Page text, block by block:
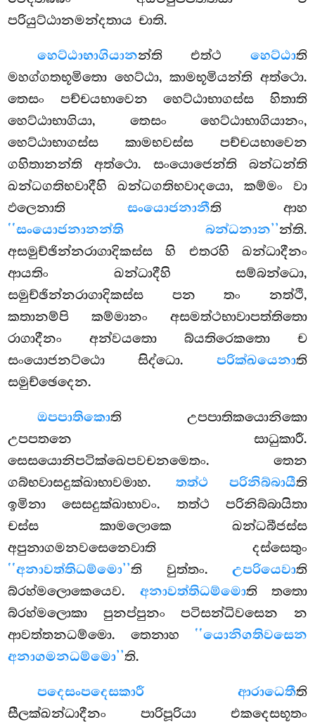
පරියුට්ඨානමන්දතාය චාති.
හෙට්ඨාභාගියානන්ති එත්ථ හෙට්ඨාති
මහග්ගතභූමිතො හෙට්ඨා, කාමභූමියන්ති අත්ථො.
තෙසං පච්චයභාවෙන හෙට්ඨාභාගස්ස හිතාති
හෙට්ඨාභාගියා, තෙසං හෙට්ඨාභාගියානං,
හෙට්ඨාභාගස්ස කාමභවස්ස පච්චයභාවෙන
ගහිතානන්ති අත්ථො. සංයොජෙන්ති බන්ධන්ති
ඛන්ධගතිභවාදීහිඛන්ධගතිභවාදයො, කම්මං වා
ඵලෙනාති සංයොජනානීති ආහ
‘‘සංයොජනානන්ති බන්ධනාන’’න්ති.
අසමුච්ඡින්නරාගාදිකස්ස හි එතරහි ඛන්ධාදීනං
ආයතිං ඛන්ධාදීහි සම්බන්ධො,
සමුච්ඡින්නරාගාදිකස්ස පන තං නත්ථි,
කතානම්පි කම්මානං අසමත්ථභාවාපත්තිතො
රාගාදීනං අන්වයතො බ්යතිරෙකතො ච
සංයොජනට්ඨො සිද්ධො. පරික්ඛයෙනාති
සමුච්ඡෙදෙන.
ඔපපාතිකොති උපපාතිකයොනිකො
උපපතනෙ සාධුකාරී.
සෙසයොනිපටික්ඛෙපවචනමෙතං. තෙන
ගබ්භවාසදුක්ඛාභාවමාහ. තත්ථ පරිනිබ්බායීති
ඉමිනා සෙසදුක්ඛාභාවං. තත්ථ පරිනිබ්බායිතා
චස්ස කාමලොකෙ ඛන්ධබීජස්ස
අපුනාගමනවසෙනෙවාති දස්සෙතුං
‘‘අනාවත්තිධම්මො’’ති වුත්තං. උපරියෙවාති
බ්රහ්මලොකෙයෙව. අනාවත්තිධම්මොති තතො
බ්රහ්මලොකා පුනප්පුනං පටිසන්ධිවසෙන න
ආවත්තනධම්මො. තෙනාහ ‘‘යොනිගතිවසෙන
අනාගමනධම්මො’’ති.
පදෙසංපදෙසකාරී ආරාධෙතීති
සීලක්ඛන්ධාදීනං පාරිපූරියා එකදෙසභූතං